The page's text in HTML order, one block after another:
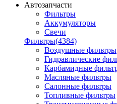
Автозапчасти
Фильтры
Аккумуляторы
Свечи
Фильтры(4384)
Воздушные фильтры
Гидравлические
Карбамидные
Масляные фильтры
Салонные фильтры
Топливные фильтры